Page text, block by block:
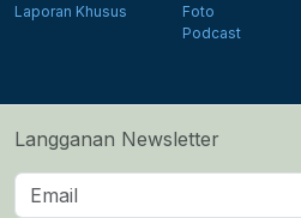
Laporan Khusus
Foto
Podcast
Langganan Newsletter